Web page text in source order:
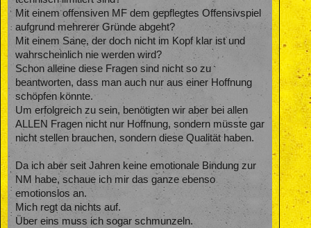
Mit einem offensiven MF dem gepflegtes Offensivspiel
aufgrund mehrerer Gründe abgeht?
Mit einem Sane, der doch nicht im Kopf klar ist und
wahrscheinlich nie werden wird?
Schon alleine diese Fragen sind nicht so zu
beantworten, dass man auch nur aus einer Hoffnung
schöpfen könnte.
Um erfolgreich zu sein, benötigten wir aber bei allen
ALLEN Fragen nicht nur Hoffnung, sondern müsste gar
nicht stellen brauchen, sondern diese Qualität haben.
Da ich aber seit Jahren keine emotionale Bindung zur
NM habe, schaue ich mir das ganze ebenso
emotionslos an.
Mich regt da nichts auf.
Über eins muss ich sogar schmunzeln.